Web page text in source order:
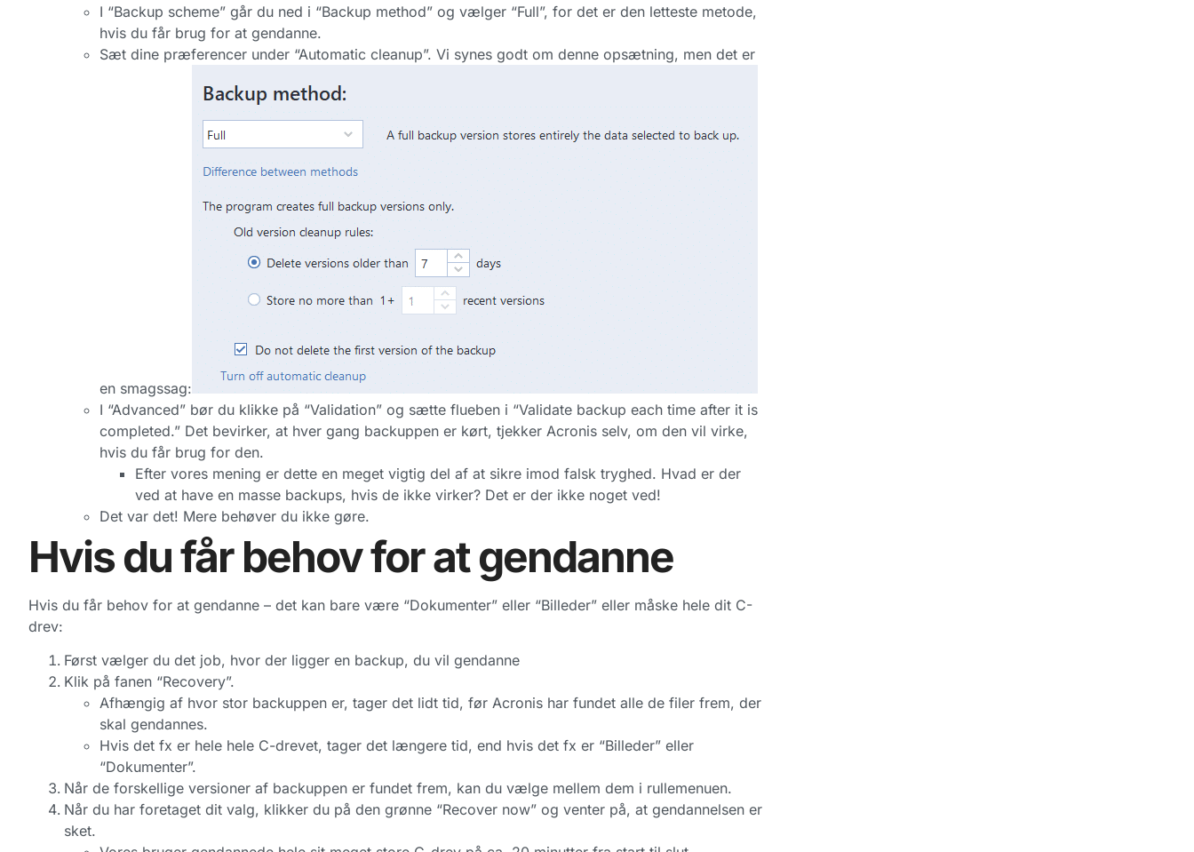
I “Backup scheme” går du ned i “Backup method” og vælger “Full”, for det er den letteste metode,
hvis du får brug for at gendanne.
Sæt dine præferencer under “Automatic cleanup”. Vi synes godt om denne opsætning, men det er
en smagssag:
I “Advanced” bør du klikke på “Validation” og sætte flueben i “Validate backup each time after it is
completed.” Det bevirker, at hver gang backuppen er kørt, tjekker Acronis selv, om den vil virke,
hvis du får brug for den.
Efter vores mening er dette en meget vigtig del af at sikre imod falsk tryghed. Hvad er der
ved at have en masse backups, hvis de ikke virker? Det er der ikke noget ved!
Det var det! Mere behøver du ikke gøre.
Hvis du får behov for at gendanne
Hvis du får behov for at gendanne – det kan bare være “Dokumenter” eller “Billeder” eller måske hele dit C-
drev:
Først vælger du det job, hvor der ligger en backup, du vil gendanne
Klik på fanen “Recovery”.
Afhængig af hvor stor backuppen er, tager det lidt tid, før Acronis har fundet alle de filer frem, der
skal gendannes.
Hvis det fx er hele hele C-drevet, tager det længere tid, end hvis det fx er “Billeder” eller
“Dokumenter”.
Når de forskellige versioner af backuppen er fundet frem, kan du vælge mellem dem i rullemenuen.
Når du har foretaget dit valg, klikker du på den grønne “Recover now” og venter på, at gendannelsen er
sket.